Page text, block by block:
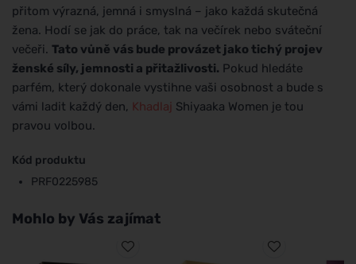
přitom výrazná, jemná i smyslná – jako každá skutečná
žena. Hodí se jak do práce, tak na večírek nebo sváteční
večeři. Tato vůně vás bude provázet jako tichý projev
ženské síly, jemnosti a přitažlivosti. Pokud hledáte
parfém, který dokonale vystihne vaši osobnost a bude s
vámi ladit každý den, Khadlaj Shiyaaka Women je tou
pravou volbou.
Kód produktu
PRF0225985
Mohlo by Vás zajímat